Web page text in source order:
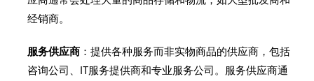
经销商。
服务供应商 ：提供各种服务而非实物商品的供应商，包括
咨询公司、IT服务提供商和专业服务公司。服务供应商通